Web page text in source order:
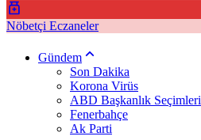
Nöbetçi Eczaneler
Gündem
Son Dakika
Korona Virüs
ABD Başkanlık Seçimleri
Fenerbahçe
Ak Parti